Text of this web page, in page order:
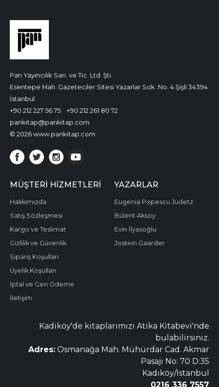
Pan Yayıncılık San. ve Tic. Ltd. Şti.
Esentepe Mah. Gazeteciler Sitesi Yazarlar Sok. No. 4 Şişli 34394
İstanbul
+90 212 227 56 75
+90 212 261 80 72
pankitap@pankitap.com
© 2026 www.pankitap.com
MÜŞTERI HIZMETLERI
Hakkımızda
Satış Sözleşmesi
Kargo ve Teslimat
Gizlilik ve Güvenlik
Sipariş Koşulları
Üyelik Koşulları
İptal ve Geri Ödeme
İletişim
YAZARLAR
Eugenia Popescu Judetz
Bülent Aksoy
Evin İlyasoğlu
Jostein Gaarder
Kadiköy'de kitaplarımızı Atika Kitabevi'nde
bulabilirsiniz.
Adres: Osmanağa Mah. Mühürdar Cad. Akmar
Pasajı No: 70 D:35
Kadıköy/Istanbul
0216 336 7557